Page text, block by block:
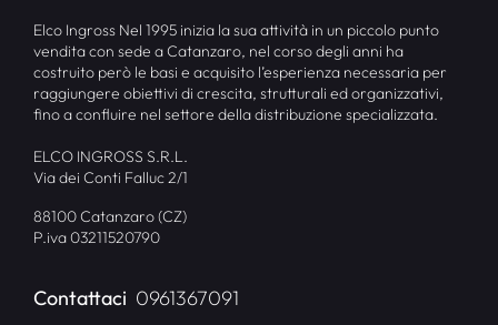
Elco Ingross Nel 1995 inizia la sua attività in un piccolo punto
vendita con sede a Catanzaro, nel corso degli anni ha
costruito però le basi e acquisito l’esperienza necessaria per
raggiungere obiettivi di crescita, strutturali ed organizzativi,
fino a confluire nel settore della distribuzione specializzata.
ELCO INGROSS S.R.L.
Via dei Conti Falluc 2/1
88100 Catanzaro (CZ)
P.iva 03211520790
Contattaci 0961367091